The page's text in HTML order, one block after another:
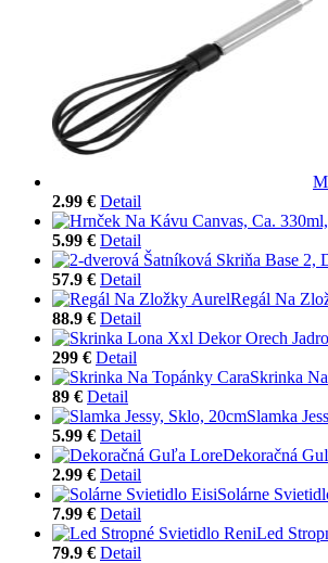
2.99 € Detail
5.99 € Detail
57.9 € Detail
Regál Na
88.9 € Detail
299 € Detail
Skrinka
89 € Detail
Slamka
5.99 € Detail
Dekoračná
2.99 € Detail
Solárne
7.99 € Detail
Led
79.9 € Detail